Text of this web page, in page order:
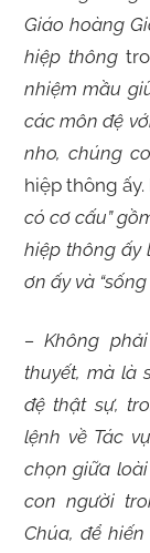
Giáo hoàng
hiệp thông
nhiệm mầu
các môn đệ
nho, chúng
hiệp thông
có cơ cấu”
hiệp thông ấy
ơn ấy và
– Không
thuyết, mà là
đệ thật sự,
lệnh về Tác
chọn giữa
con người
Chúa, để